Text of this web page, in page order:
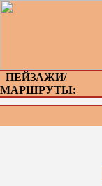
ПЕЙЗАЖИ/
МАРШРУТЫ: